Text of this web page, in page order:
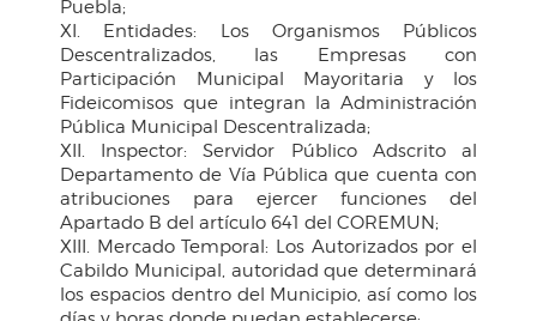
Puebla;
XI. Entidades: Los Organismos Públicos
Descentralizados, las Empresas con
Participación Municipal Mayoritaria y los
Fideicomisos que integran la Administración
Pública Municipal Descentralizada;
XII. Inspector: Servidor Público Adscrito al
Departamento de Vía Pública que cuenta con
atribuciones para ejercer funciones del
Apartado B del artículo 641 del COREMUN;
XIII. Mercado Temporal: Los Autorizados por el
Cabildo Municipal, autoridad que determinará
los espacios dentro del Municipio, así como los